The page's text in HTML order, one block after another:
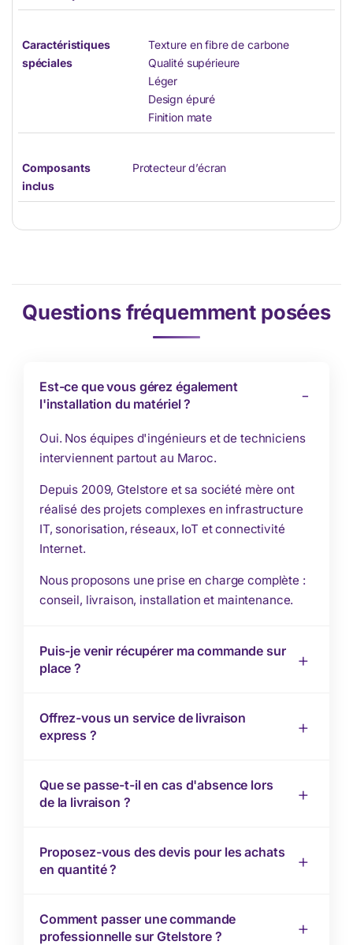
Caractéristiques
spéciales
Texture en fibre de carbone
Qualité supérieure
Léger
Design épuré
Finition mate
Composants
inclus
Protecteur d’écran
Questions fréquemment posées
Est-ce que vous gérez également
l'installation du matériel ?
Oui. Nos équipes d'ingénieurs et de techniciens
interviennent partout au Maroc.
Depuis 2009, Gtelstore et sa société mère ont
réalisé des projets complexes en infrastructure
IT, sonorisation, réseaux, IoT et connectivité
Internet.
Nous proposons une prise en charge complète :
conseil, livraison, installation et maintenance.
Puis-je venir récupérer ma commande sur
place ?
Offrez-vous un service de livraison
express ?
Que se passe-t-il en cas d'absence lors
de la livraison ?
Proposez-vous des devis pour les achats
en quantité ?
Comment passer une commande
professionnelle sur Gtelstore ?